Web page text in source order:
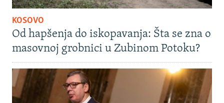
KOSOVO
Od hapšenja do iskopavanja: Šta se zna o
masovnoj grobnici u Zubinom Potoku?